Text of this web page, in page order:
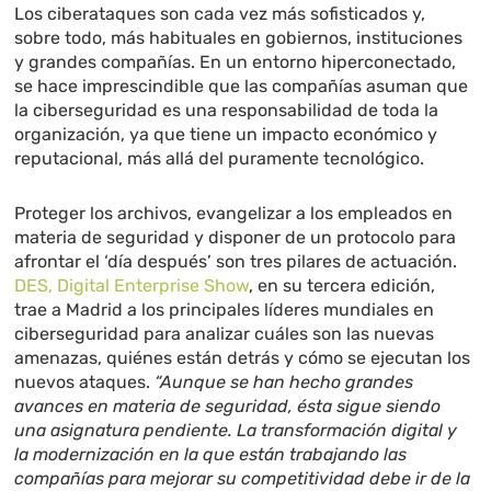
Los ciberataques son cada vez más sofisticados y,
sobre todo, más habituales en gobiernos, instituciones
y grandes compañías. En un entorno hiperconectado,
se hace imprescindible que las compañías asuman que
la ciberseguridad es una responsabilidad de toda la
organización, ya que tiene un impacto económico y
reputacional, más allá del puramente tecnológico.
Proteger los archivos, evangelizar a los empleados en
materia de seguridad y disponer de un protocolo para
afrontar el ‘día después’ son tres pilares de actuación.
DES, Digital Enterprise Show, en su tercera edición,
trae a Madrid a los principales líderes mundiales en
ciberseguridad para analizar cuáles son las nuevas
amenazas, quiénes están detrás y cómo se ejecutan los
nuevos ataques. “Aunque se han hecho grandes
avances en materia de seguridad, ésta sigue siendo
una asignatura pendiente. La transformación digital y
la modernización en la que están trabajando las
compañías para mejorar su competitividad debe ir de la